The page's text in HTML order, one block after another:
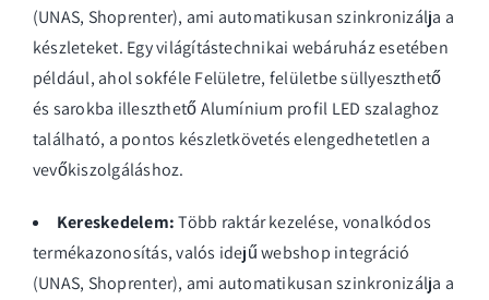
(UNAS, Shoprenter), ami automatikusan szinkronizálja a
készleteket. Egy világítástechnikai webáruház esetében
például, ahol sokféleFelületre, felületbe süllyeszthető
és sarokba illeszthető Alumínium profil LED szalaghoz
található, a pontos készletkövetés elengedhetetlen a
vevőkiszolgáláshoz.
Kereskedelem:Több raktár kezelése, vonalkódos
termékazonosítás, valós idejű webshop integráció
(UNAS, Shoprenter), ami automatikusan szinkronizálja a